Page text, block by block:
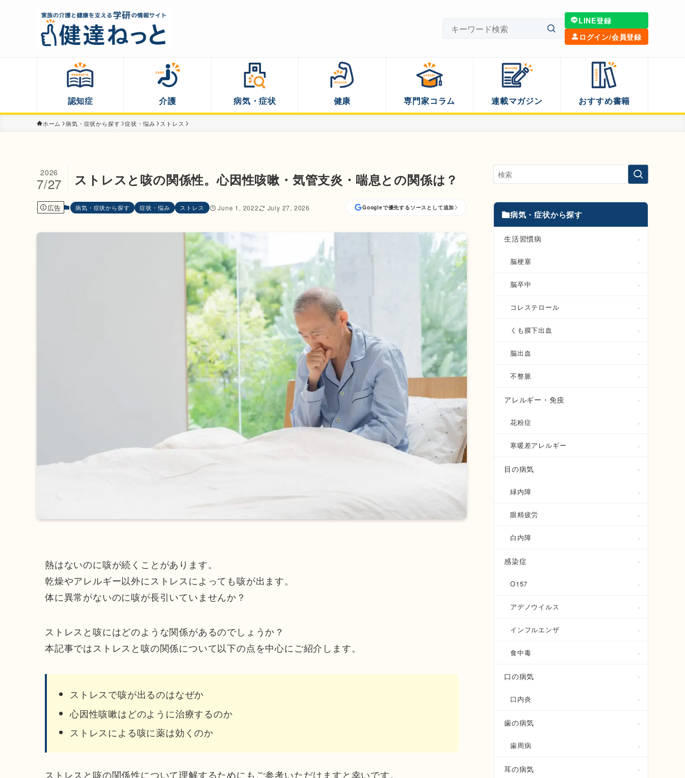
LINE登録
ログイン/会員登録
認知症 介護 病気・症状 健康 専門家コラム 連載マガジン おすすめ書籍
ホーム 病気・症状から探す 症状・悩み ストレス
ストレスと咳の関係性。心因性咳嗽・気管支炎・喘息との関係は？
2026
7/27
広告 病気・症状から探す 症状・悩み ストレス June 1, 2022 July 27, 2026 Googleで優先するソースとして追加
熱はないのに咳が続くことがあります。
乾燥やアレルギー以外にストレスによっても咳が出ます。
体に異常がないのに咳が長引いていませんか？
ストレスと咳にはどのような関係があるのでしょうか？
本記事ではストレスと咳の関係について以下の点を中心にご紹介します。
ストレスで咳が出るのはなぜか
心因性咳嗽はどのように治療するのか
ストレスによる咳に薬は効くのか
ストレスと咳の関係性について理解するためにもご参考いただけますと幸いです。
病気・症状から探す
生活習慣病
脳梗塞
脳卒中
コレステロール
くも膜下出血
脳出血
不整脈
アレルギー・免疫
花粉症
寒暖差アレルギー
目の病気
緑内障
眼精疲労
白内障
感染症
O157
アデノウイルス
インフルエンザ
食中毒
口の病気
口内炎
歯の病気
歯周病
耳の病気